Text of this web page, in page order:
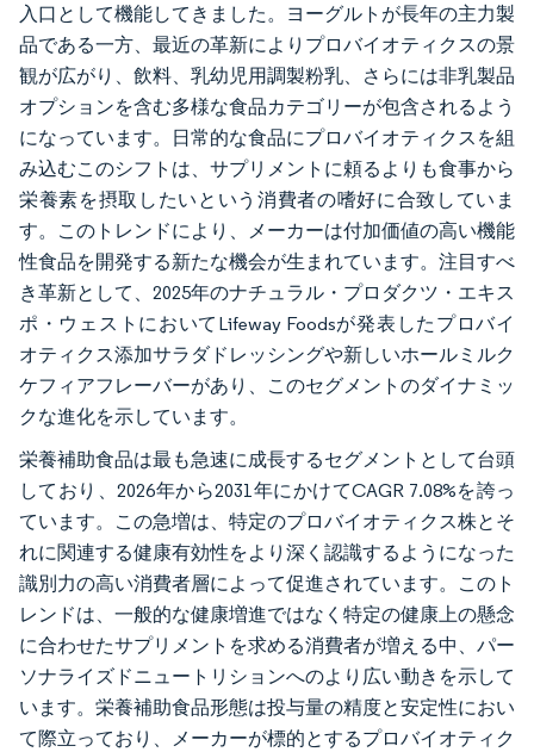
入口として機能してきました。ヨーグルトが長年の主力製
品である一方、最近の革新によりプロバイオティクスの景
観が広がり、飲料、乳幼児用調製粉乳、さらには非乳製品
オプションを含む多様な食品カテゴリーが包含されるよう
になっています。日常的な食品にプロバイオティクスを組
み込むこのシフトは、サプリメントに頼るよりも食事から
栄養素を摂取したいという消費者の嗜好に合致していま
す。このトレンドにより、メーカーは付加価値の高い機能
性食品を開発する新たな機会が生まれています。注目すべ
き革新として、2025年のナチュラル・プロダクツ・エキス
ポ・ウェストにおいてLifeway Foodsが発表したプロバイ
オティクス添加サラダドレッシングや新しいホールミルク
ケフィアフレーバーがあり、このセグメントのダイナミッ
クな進化を示しています。
栄養補助食品は最も急速に成長するセグメントとして台頭
しており、2026年から2031年にかけてCAGR 7.08%を誇っ
ています。この急増は、特定のプロバイオティクス株とそ
れに関連する健康有効性をより深く認識するようになった
識別力の高い消費者層によって促進されています。このト
レンドは、一般的な健康増進ではなく特定の健康上の懸念
に合わせたサプリメントを求める消費者が増える中、パー
ソナライズドニュートリションへのより広い動きを示して
います。栄養補助食品形態は投与量の精度と安定性におい
て際立っており、メーカーが標的とするプロバイオティク